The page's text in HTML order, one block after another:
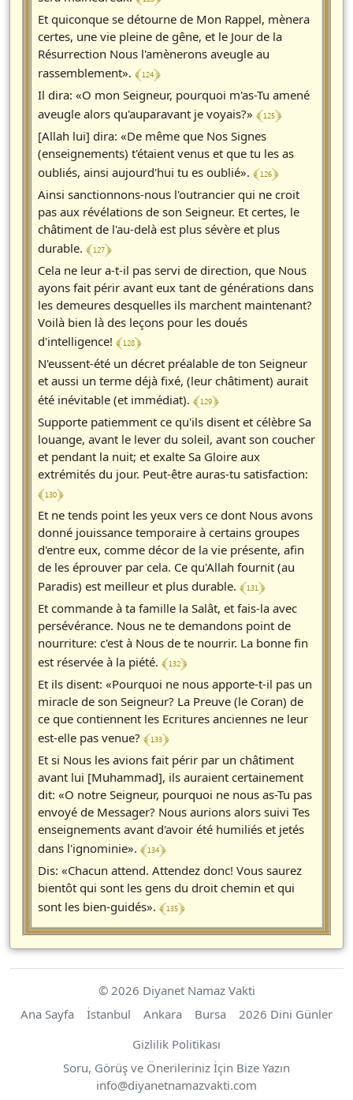
Et quiconque se détourne de Mon Rappel, mènera
certes, une vie pleine de gêne, et le Jour de la
Résurrection Nous l'amènerons aveugle au
rassemblement». ﴾ 124 ﴿
Il dira: «O mon Seigneur, pourquoi m'as-Tu amené
aveugle alors qu'auparavant je voyais?» ﴾ 125 ﴿
[Allah lui] dira: «De même que Nos Signes
(enseignements) t'étaient venus et que tu les as
oubliés, ainsi aujourd'hui tu es oublié». ﴾ 126 ﴿
Ainsi sanctionnons-nous l'outrancier qui ne croit
pas aux révélations de son Seigneur. Et certes, le
châtiment de l'au-delà est plus sévère et plus
durable. ﴾ 127 ﴿
Cela ne leur a-t-il pas servi de direction, que Nous
ayons fait périr avant eux tant de générations dans
les demeures desquelles ils marchent maintenant?
Voilà bien là des leçons pour les doués
d'intelligence! ﴾ 128 ﴿
N'eussent-été un décret préalable de ton Seigneur
et aussi un terme déjà fixé, (leur châtiment) aurait
été inévitable (et immédiat). ﴾ 129 ﴿
Supporte patiemment ce qu'ils disent et célèbre Sa
louange, avant le lever du soleil, avant son coucher
et pendant la nuit; et exalte Sa Gloire aux
extrémités du jour. Peut-être auras-tu satisfaction:
﴾ 130 ﴿
Et ne tends point les yeux vers ce dont Nous avons
donné jouissance temporaire à certains groupes
d'entre eux, comme décor de la vie présente, afin
de les éprouver par cela. Ce qu'Allah fournit (au
Paradis) est meilleur et plus durable. ﴾ 131 ﴿
Et commande à ta famille la Salât, et fais-la avec
persévérance. Nous ne te demandons point de
nourriture: c'est à Nous de te nourrir. La bonne fin
est réservée à la piété. ﴾ 132 ﴿
Et ils disent: «Pourquoi ne nous apporte-t-il pas un
miracle de son Seigneur? La Preuve (le Coran) de
ce que contiennent les Ecritures anciennes ne leur
est-elle pas venue? ﴾ 133 ﴿
Et si Nous les avions fait périr par un châtiment
avant lui [Muhammad], ils auraient certainement
dit: «O notre Seigneur, pourquoi ne nous as-Tu pas
envoyé de Messager? Nous aurions alors suivi Tes
enseignements avant d'avoir été humiliés et jetés
dans l'ignominie». ﴾ 134 ﴿
Dis: «Chacun attend. Attendez donc! Vous saurez
bientôt qui sont les gens du droit chemin et qui
sont les bien-guidés». ﴾ 135 ﴿
© 2026 Diyanet Namaz Vakti
Ana Sayfa
İstanbul Ankara Bursa
2026 Dini Günler
Gizlilik Politikası
Soru, Görüş ve Önerileriniz İçin Bize Yazın
info@https://diyanetnamazvakti.com
diyanetnamazvakti.com